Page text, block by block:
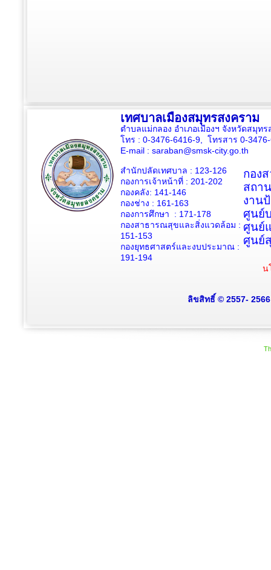
เทศบาลเมืองสมุทรสงคราม
ตำบลแม่กลอง อำเภอเมืองฯ จังหวัดสมุท
โทร : 0-3476-6416-9, โทรสาร 0-
E-mail : saraban@smsk-city.go.th
สำนักปลัดเทศบาล : 123-126
กองการเจ้าหน้าที่ : 201-202
กองคลัง: 141-146
กองช่าง : 161-163
กองการศึกษา : 171-178
กองสาธารณสุขและสิ่งแวดล้อม :
151-153
กองยุทธศาสตร์และงบประมาณ :
191-194
กอง
สถา
งาน
ศูนย์
ศูนย์
ศูนย์
น
ลิขสิทธิ์ © 2557-